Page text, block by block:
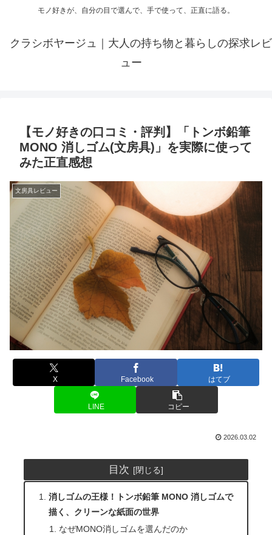
モノ好きが、自分の目で選んで、手で使って、正直に語る。
クラシボヤージュ｜大人の持ち物と暮らしの探求レビ
ュー
【モノ好きの口コミ・評判】「トンボ鉛筆
MONO 消しゴム(文房具)」を実際に使って
みた正直感想
文房具レビュー
X Facebook はてブ
LINE コピー
2026.03.02
目次
消しゴムの王様！トンボ鉛筆 MONO 消しゴムで
描く、クリーンな紙面の世界
なぜMONO消しゴムを選んだのか